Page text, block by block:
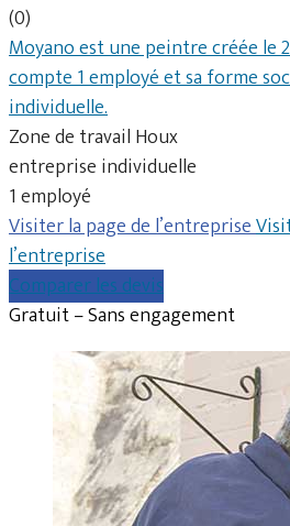
(0)
Moyano est une peintre créée le
compte 1 employé et sa forme
individuelle.
Zone de travail Houx
entreprise individuelle
1 employé
Visiter la page de l’entreprise
l’entreprise
Comparer les devis
Gratuit – Sans engagement